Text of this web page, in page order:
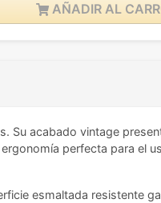
AÑADIR AL
Su acabado vintage
perfecta para el
esmaltada resistente